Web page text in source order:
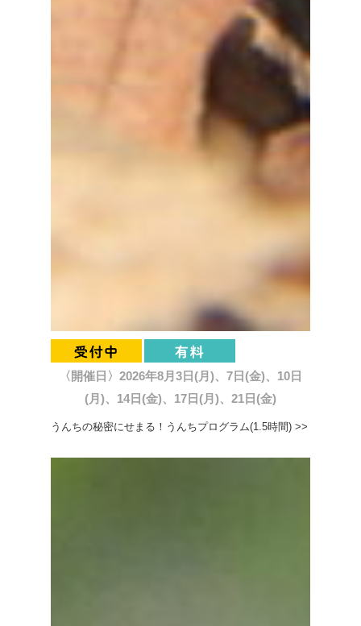
〈開催日〉2026年8月3日(月)、7日(金)、10日
(月)、14日(金)、17日(月)、21日(金)
うんちの秘密にせまる！うんちプログラム(1.5時間) >>